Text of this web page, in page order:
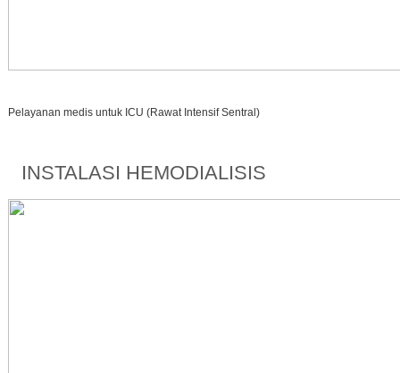
Pelayanan medis untuk ICU (Rawat Intensif Sentral)
INSTALASI HEMODIALISIS